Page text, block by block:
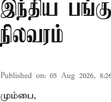
இந்திய
நிலவரம்
Published on: 05 Aug 2026,
மும்பை,